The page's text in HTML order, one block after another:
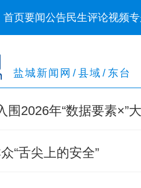
首页要闻公告民生评论视频
盐城新闻网 / 县域 / 东台
围2026年“数据要素×”
“舌尖上的安全”